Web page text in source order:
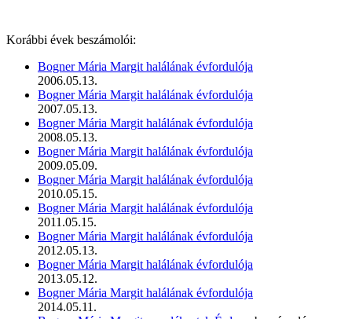
Korábbi évek beszámolói:
Bogner Mária Margit halálának évfordulója
2006.05.13.
Bogner Mária Margit halálának évfordulója
2007.05.13.
Bogner Mária Margit halálának évfordulója
2008.05.13.
Bogner Mária Margit halálának évfordulója
2009.05.09.
Bogner Mária Margit halálának évfordulója
2010.05.15.
Bogner Mária Margit halálának évfordulója
2011.05.15.
Bogner Mária Margit halálának évfordulója
2012.05.13.
Bogner Mária Margit halálának évfordulója
2013.05.12.
Bogner Mária Margit halálának évfordulója
2014.05.11.